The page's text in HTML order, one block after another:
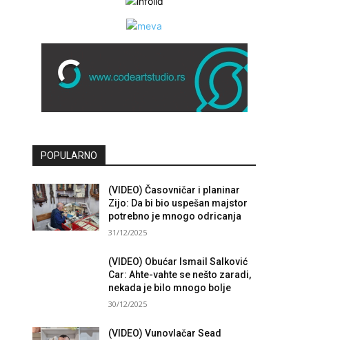
POPULARNO
(VIDEO) Časovničar i planinar
Zijo: Da bi bio uspešan majstor
potrebno je mnogo odricanja
31/12/2025
(VIDEO) Obućar Ismail Salković
Car: Ahte-vahte se nešto zaradi,
nekada je bilo mnogo bolje
30/12/2025
(VIDEO) Vunovlačar Sead